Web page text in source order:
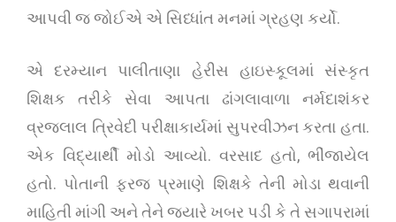
આપવી જ જોઈએ એ સિધ્ધાંત મનમાં ગ્રહણ કર્યો.
એ દરમ્યાન પાલીતાણા હેરીસ હાઇસ્કૂલમાં સંસ્કૃત
શિક્ષક તરીકે સેવા આપતા ઢાંગલાવાળા નર્મદાશંકર
વ્રજલાલ ત્રિવેદી પરીક્ષાકાર્યમાં સુપરવીઝન કરતા હતા.
એક વિદ્યાર્થી મોડો આવ્યો. વરસાદ હતો, ભીંજાયેલ
હતો. પોતાની ફરજ પ્રમાણે શિક્ષકે તેની મોડા થવાની
માહિતી માંગી અને તેને જ્યારે ખબર પડી કે તે સગાપરામાં